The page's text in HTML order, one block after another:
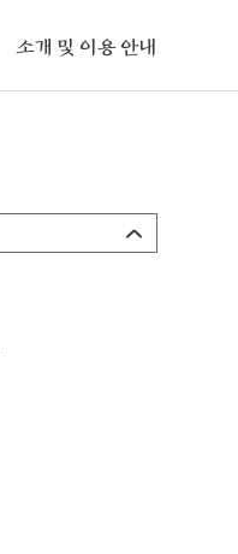
소개 및 이용 안내